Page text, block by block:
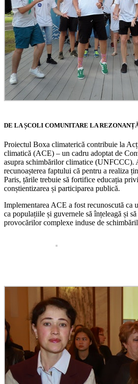
DE LA ȘCOLI COMUNITARE LA
Proiectul Boxa climaterică contribuie la
climatică (ACE) – un cadru adoptat de
asupra schimbărilor climatice (UNFCCC).
recunoașterea faptului că pentru a realiza
Paris, țările trebuie să fortifice educația
conștientizarea și participarea publică.
Implementarea ACE a fost recunoscută ca
ca populațiile și guvernele să înțeleagă și
provocărilor complexe induse de